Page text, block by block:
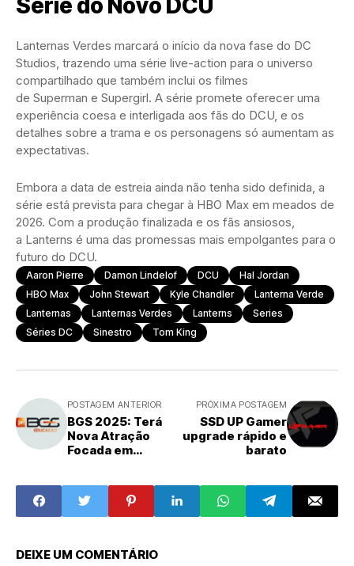
Lanternas Verdes marcará o início da nova fase do DC
Studios, trazendo uma série live-action para o universo
compartilhado que também inclui os filmes
de Superman e Supergirl. A série promete oferecer uma
experiência coesa e interligada aos fãs do DCU, e os
detalhes sobre a trama e os personagens só aumentam as
expectativas.
Embora a data de estreia ainda não tenha sido definida, a
série está prevista para chegar à HBO Max em meados de
2026. Com a produção finalizada e os fãs ansiosos,
a Lanterns é uma das promessas mais empolgantes para o
futuro do DCU.
Aaron Pierre Damon Lindelof DCU
Hal Jordan
HBO Max
John Stewart Kyle Chandler
Lanterna Verde
Lanternas
Lanternas Verdes Lanterns
Series
Séries DC
Sinestro Tom King
POSTAGEM ANTERIOR
BGS 2025: Terá
Nova Atração
Focada em
PRÓXIMA POSTAGEM
SSD UP Gamer
upgrade rápido e
barato
DEIXE UM COMENTÁRIO